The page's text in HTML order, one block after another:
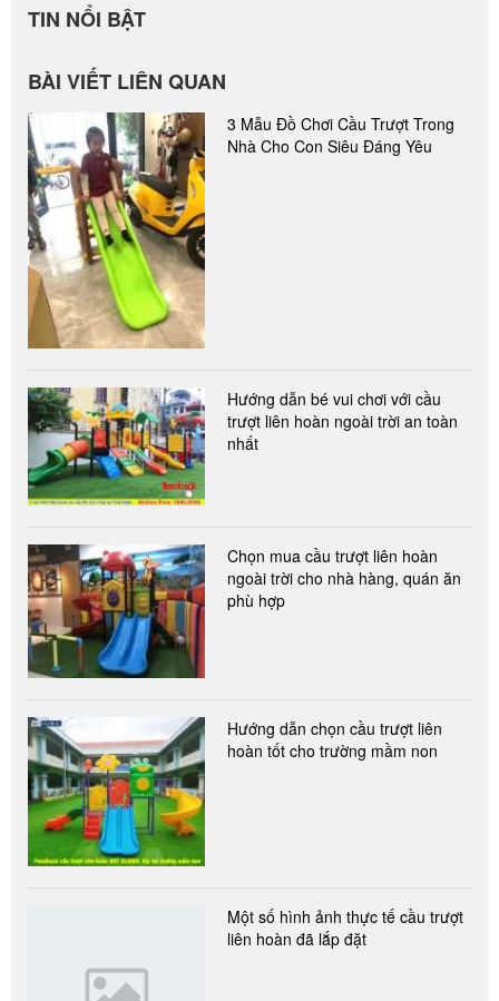
TIN NỔI BẬT
BÀI VIẾT LIÊN QUAN
3 Mẫu Đồ Chơi Cầu Trượt Trong
Nhà Cho Con Siêu Đáng Yêu
Hướng dẫn bé vui chơi với cầu
trượt liên hoàn ngoài trời an toàn
nhất
Chọn mua cầu trượt liên hoàn
ngoài trời cho nhà hàng, quán ăn
phù hợp
Hướng dẫn chọn cầu trượt liên
hoàn tốt cho trường mầm non
Một số hình ảnh thực tế cầu trượt
liên hoàn đã lắp đặt